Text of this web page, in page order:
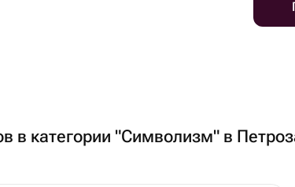
в категории "Символизм" в